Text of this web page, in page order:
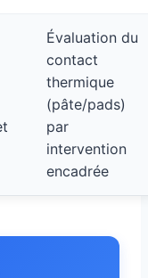
Évaluation du
contact
thermique
(pâte/pads)
par
intervention
encadrée